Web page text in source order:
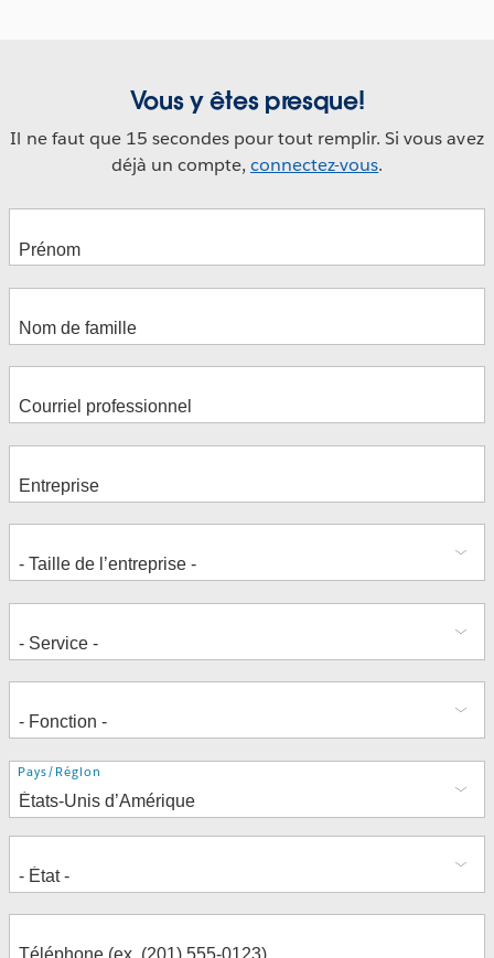
Vous y êtes presque!
Il ne faut que 15 secondes pour tout remplir. Si vous avez
déjà un compte, connectez-vous.
Adresse
Pays/Région